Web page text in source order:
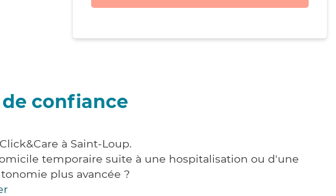
confiance
à Saint-Loup.
temporaire suite à une hospitalisation ou d'une
plus avancée ?